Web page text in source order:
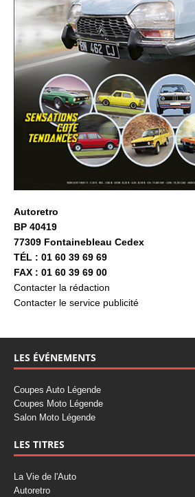
Autoretro
BP 40419
77309 Fontainebleau Cedex
TÉL : 01 60 39 69 69
FAX : 01 60 39 69 00
Contacter la rédaction
Contacter le service publicité
LES ÉVÉNEMENTS
Coupes Auto Légende
Coupes Moto Légende
Salon Moto Légende
LES TITRES
La Vie de l'Auto
Autoretro